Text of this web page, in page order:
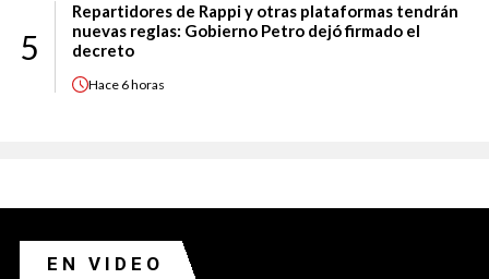
5
Repartidores de Rappi y otras plataformas tendrán
nuevas reglas: Gobierno Petro dejó firmado el
decreto
Hace 6 horas
EN VIDEO